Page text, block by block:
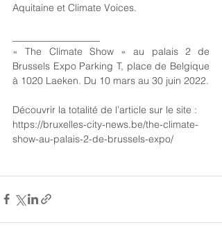
Aquitaine et Climate Voices.
« The Climate Show » au palais 2 de
Brussels Expo Parking T, place de Belgique
à 1020 Laeken. Du 10 mars au 30 juin 2022.
Découvrir la totalité de l’article sur le site :
https://bruxelles-city-news.be/the-climate-
show-au-palais-2-de-brussels-expo/